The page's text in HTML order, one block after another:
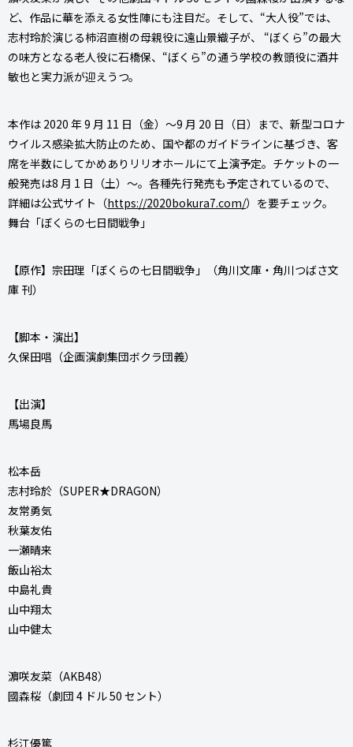
ど、作品に華を添える女性陣にも注目だ。そして、“大人役”では、
志村玲於演じる柿沼直樹の母親役に遠山景織子が、 “ぼくら”の最大
の味方となる老人役に石橋保、“ぼくら”の通う学校の教頭役に酒井
敏也と実力派が迎えうつ。
本作は 2020 年 9 月 11 日（金）～9 月 20 日（日）まで、新型コロナ
ウイルス感染拡大防止のため、国や都のガイドラインに基づき、客
席を半数にしてかめありリリオホールにて上演予定。チケットの一
般発売は8 月 1 日（土）～。各種先行発売も予定されているので、
詳細は公式サイト（https://2020bokura7.com/）を要チェック。
舞台「ぼくらの七日間戦争」
【原作】宗田理「ぼくらの七日間戦争」（角川文庫・角川つばさ文
庫 刊）
【脚本・演出】
久保田唱（企画演劇集団ボクラ団義）
【出演】
馬場良馬
松本岳
志村玲於（SUPER★DRAGON）
友常勇気
秋葉友佑
一瀬晴来
飯山裕太
中島礼貴
山中翔太
山中健太
濵咲友菜（AKB48）
國森桜（劇団 4 ドル 50 セント）
杉江優篤